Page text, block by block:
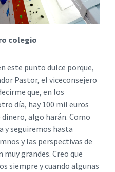
colegio
este punto dulce porque,
Pastor, el viceconsejero
que, en los
día, hay 100 mil euros
dinero, algo harán. Como
y seguiremos hasta
y las perspectivas de
grandes. Creo que
siempre y cuando algunas